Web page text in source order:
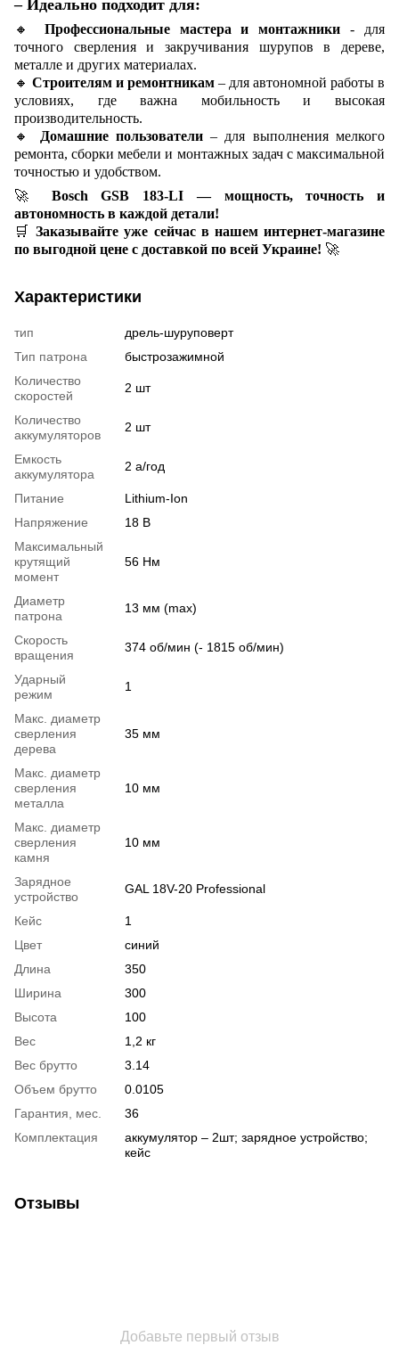
– Идеально подходит для:
🔸 Профессиональные мастера и монтажники - для
точного сверления и закручивания шурупов в дереве,
металле и других материалах.
🔸 Строителям и ремонтникам – для автономной работы в
условиях, где важна мобильность и высокая
производительность.
🔸
Домашние пользователи– для выполнения мелкого
ремонта, сборки мебели и монтажных задач с максимальной
точностью и удобством.
🚀 Bosch GSB 183-LI — мощность, точность и
автономность в каждой детали!
🛒Заказывайте уже сейчас в нашем интернет-магазине
по выгодной цене с доставкой по всей Украине! 🚀
Характеристики
тип
дрель-шуруповерт
Тип патрона
быстрозажимной
Количество
скоростей
2 шт
Количество
аккумуляторов
2 шт
Емкость
аккумулятора
2 а/год
Питание
Lithium-Ion
Напряжение
18 В
Максимальный
крутящий
момент
56 Нм
Диаметр
патрона
13 мм (max)
Скорость
вращения
374 об/мин (- 1815 об/мин)
Ударный
режим
1
Макс. диаметр
сверления
дерева
35 мм
Макс. диаметр
сверления
металла
10 мм
Макс. диаметр
сверления
камня
10 мм
Зарядное
устройство
GAL 18V-20 Professional
Кейс
1
Цвет
синий
Длина
350
Ширина
300
Высота
100
Вес
1,2 кг
Вес брутто
3.14
Объем брутто
0.0105
Гарантия, мес.
36
Комплектация
аккумулятор – 2шт; зарядное устройство;
кейс
Отзывы
Добавьте первый отзыв